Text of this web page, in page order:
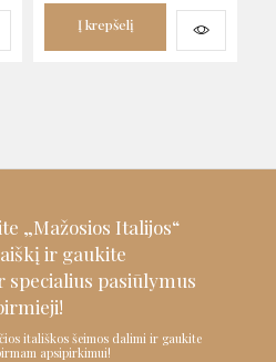
Į krepšelį
„Mažosios Italijos“
ir gaukite
specialius pasiūlymus
itališkos šeimos dalimi ir gaukite
apsipirkimui!